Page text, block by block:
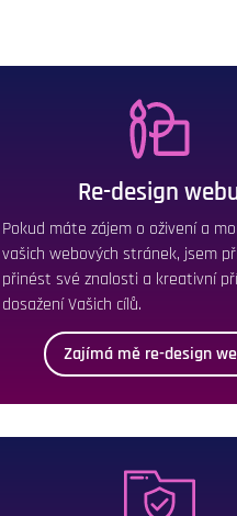
Re-design
Pokud máte zájem o oživení a
vašich webových stránek, jsem
přinést své znalosti a kreativní
dosažení Vašich cílů.
Zajímá mě re-design